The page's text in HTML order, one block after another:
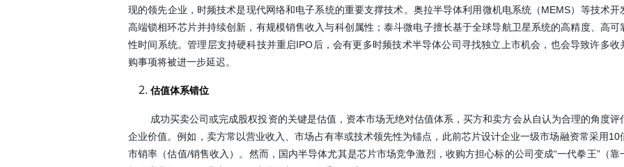
现的领先企业，时频技术是现代网络和电子系统的重要支撑技术。奥拉半导体利用微机电系统（MEMS）等技术开
高端锁相环芯片并持续创新，有规模销售收入与科创属性；泰斗微电子擅长基于全球导航卫星系统的高精度、高可
性时间系统。管理层支持硬科技并重启IPO后，会有更多时频技术半导体公司寻找独立上市机会，也会导致许多收
购事项将被进一步延迟。
估值体系错位
成功买卖公司或完成股权投资的关键是估值，资本市场无绝对估值体系，买方和卖方会从自认为合理的角度评
企业价值。例如，卖方常以营业收入、市场占有率或技术领先性为锚点，此前芯片设计企业一级市场融资常采用10
市销率（估值/销售收入）。然而，国内半导体尤其是芯片市场竞争激烈，收购方担心标的公司变成“一代拳王”（靠